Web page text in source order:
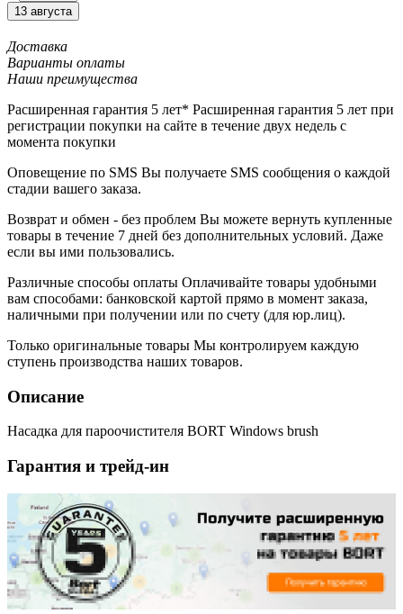
13 августа
Доставка
Варианты оплаты
Наши преимущества
Расширенная гарантия 5 лет* Расширенная гарантия 5 лет при
регистрации покупки на сайте в течение двух недель с
момента покупки
Оповещение по SMS Вы получаете SMS сообщения о каждой
стадии вашего заказа.
Возврат и обмен - без проблем Вы можете вернуть купленные
товары в течение 7 дней без дополнительных условий. Даже
если вы ими пользовались.
Различные способы оплаты Оплачивайте товары удобными
вам способами: банковской картой прямо в момент заказа,
наличными при получении или по счету (для юр.лиц).
Только оригинальные товары Мы контролируем каждую
ступень производства наших товаров.
Описание
Насадка для пароочистителя BORT Windows brush
Гарантия и трейд-ин